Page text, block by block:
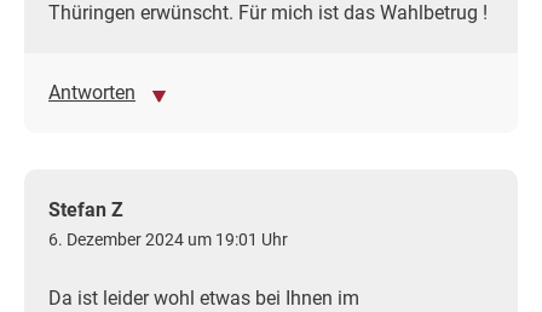
Thüringen erwünscht. Für mich ist das Wahlbetrug !
Antworten
Stefan Z
6. Dezember 2024 um 19:01 Uhr
Da ist leider wohl etwas bei Ihnen im